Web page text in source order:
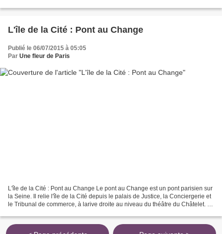
L'île de la Cité : Pont au Change
Publié le 06/07/2015 à 05:05
Par Une fleur de Paris
L'île de la Cité : Pont au Change Le pont au Change est un pont parisien sur
la Seine. Il relie l'île de la Cité depuis le palais de Justice, la Conciergerie et
le Tribunal de commerce, à larive droite au niveau du théâtre du Châtelet. Il